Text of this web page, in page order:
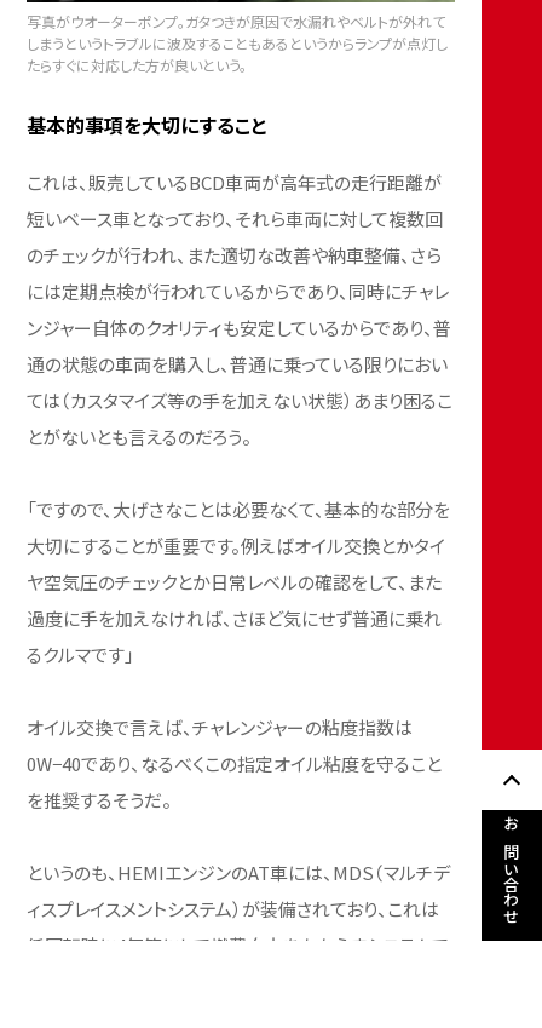
お問い合わせ
写真がウオーターポンプ。ガタつきが原因で水漏れやベルトが外れて
しまうというトラブルに波及することもあるというからランプが点灯し
たらすぐに対応した方が良いという。
基本的事項を大切にすること
これは、販売しているBCD車両が高年式の走行距離が
短いベース車となっており、それら車両に対して複数回
のチェックが行われ、また適切な改善や納車整備、さら
には定期点検が行われているからであり、同時にチャレ
ンジャー自体のクオリティも安定しているからであり、普
通の状態の車両を購入し、普通に乗っている限りにおい
ては（カスタマイズ等の手を加えない状態）あまり困るこ
とがないとも言えるのだろう。
「ですので、大げさなことは必要なくて、基本的な部分を
大切にすることが重要です。例えばオイル交換とかタイ
ヤ空気圧のチェックとか日常レベルの確認をして、また
過度に手を加えなければ、さほど気にせず普通に乗れ
るクルマです」
オイル交換で言えば、チャレンジャーの粘度指数は
0W−40であり、なるべくこの指定オイル粘度を守ること
を推奨するそうだ。
というのも、HEMIエンジンのAT車には、MDS（マルチデ
ィスプレイスメントシステム）が装備されており、これは
低回転時に4気筒にして燃費向上をもたらすシステムで